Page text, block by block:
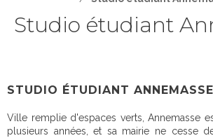
Studio étudiant
STUDIO ÉTUDIANT ANNEMASSE
Ville remplie d'espaces verts, Annemasse
plusieurs années, et sa mairie ne cesse